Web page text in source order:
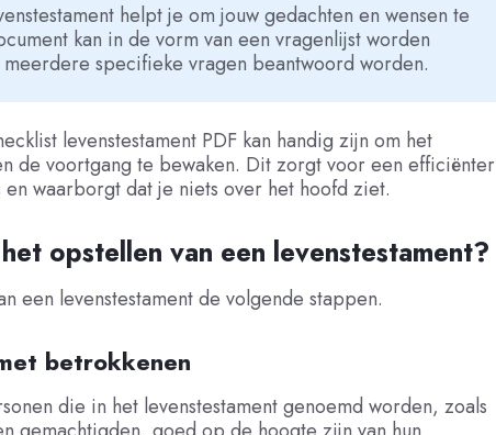
helpt je om jouw gedachten en wensen te
kan in de vorm van een vragenlijst worden
specifieke vragen beantwoord worden.
levenstestament PDF kan handig zijn om het
de voortgang te bewaken. Dit zorgt voor een efficiënter
waarborgt dat je niets over het hoofd ziet.
opstellen van een levenstestament?
een levenstestament de volgende stappen.
betrokkenen
die in het levenstestament genoemd worden, zoals